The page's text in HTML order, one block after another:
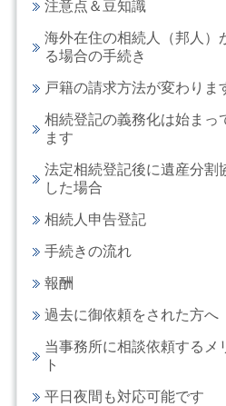
注意点＆豆知識
海外在住の相続人（邦人）
る場合の手続き
戸籍の請求方法が変わりま
相続登記の義務化は始まっ
ます
法定相続登記後に遺産分割
した場合
相続人申告登記
手続きの流れ
報酬
過去に御依頼をされた方へ
当事務所に相談依頼するメ
ト
平日夜間も対応可能です